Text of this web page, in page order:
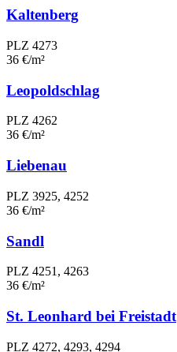
Kaltenberg
PLZ 4273
36 €/m²
Leopoldschlag
PLZ 4262
36 €/m²
Liebenau
PLZ 3925, 4252
36 €/m²
Sandl
PLZ 4251, 4263
36 €/m²
St. Leonhard bei Freistadt
PLZ 4272, 4293, 4294